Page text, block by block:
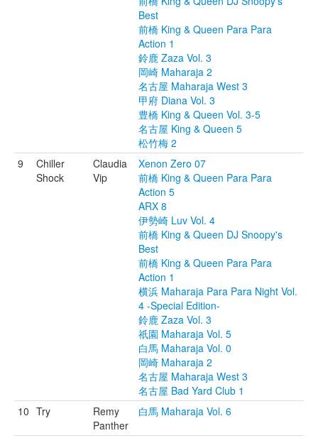
Best
前橋 King & Queen Para Para
Action 1
鈴鹿 Zaza Vol. 3
岡崎 Maharaja 2
名古屋 Maharaja West 3
甲府 Diana Vol. 3
豊橋 King & Queen Vol. 3-5
名古屋 King & Queen 5
松竹梅 2
9
Chiller
Shock
Claudia
Vip
Xenon Zero 07
前橋 King & Queen Para Para
Action 5
ARX 8
伊勢崎 Luv Vol. 4
前橋 King & Queen DJ Snoopy's
Best
前橋 King & Queen Para Para
Action 1
横浜 Maharaja Para Para Night Vol.
4 -Special Edition-
鈴鹿 Zaza Vol. 3
祇園 Maharaja Vol. 5
白馬 Maharaja Vol. 0
岡崎 Maharaja 2
名古屋 Maharaja West 3
名古屋 Bad Yard Club 1
10 Try
Remy
Panther
白馬 Maharaja Vol. 6